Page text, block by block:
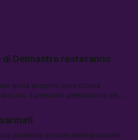
Delmastro resteranno
potrà scoprire cosa diceva
il presunto prestanome del
chiederà 36 miliardi di
e Grokipedia è già stata
potrebbe arrivare nelle prossime